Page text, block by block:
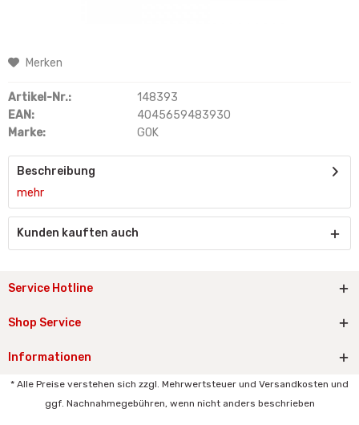
Merken
Artikel-Nr.:
148393
EAN:
4045659483930
Marke:
GOK
Beschreibung
mehr
Kunden kauften auch
Service Hotline
Shop Service
Informationen
* Alle Preise verstehen sich zzgl. Mehrwertsteuer und Versandkosten und
ggf. Nachnahmegebühren, wenn nicht anders beschrieben